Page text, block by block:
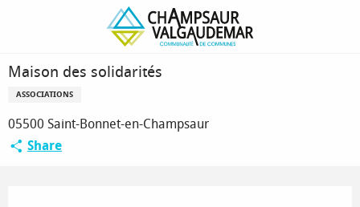
Maison des solidarités
Maison des solidarités
ASSOCIATIONS
05500 Saint-Bonnet-en-Champsaur
Share